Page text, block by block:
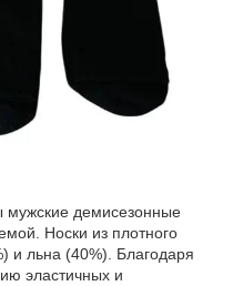
демисезонные
Носки из плотного
и льна (40%). Благодаря
эластичных и